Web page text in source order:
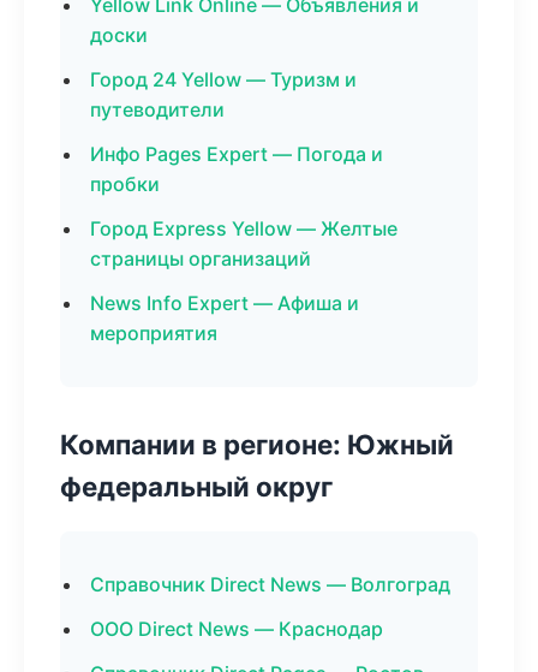
Yellow Link Online — Объявления и
доски
Город 24 Yellow — Туризм и
путеводители
Инфо Pages Expert — Погода и
пробки
Город Express Yellow — Желтые
страницы организаций
News Info Expert — Афиша и
мероприятия
Компании в регионе: Южный
федеральный округ
Справочник Direct News — Волгоград
ООО Direct News — Краснодар